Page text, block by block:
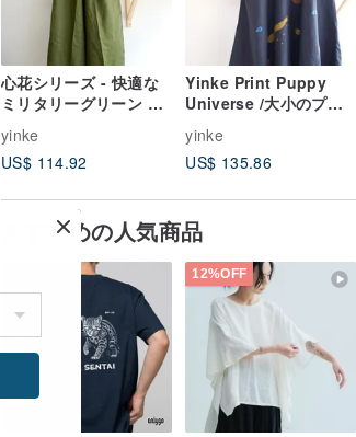
心花シリーズ - 快適な
ミリタリーグリーン リ
ネンポケットワイドパ
ンツ
yinke
US$ 114.92
Yinke Print Puppy
Universe /大小のプリ
ント伸縮性ポケットラ
ウンドスカート
yinke
US$ 135.86
おすすめの人気商品
12%OFF